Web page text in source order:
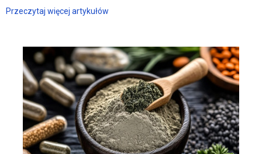
Przeczytaj więcej artykułów